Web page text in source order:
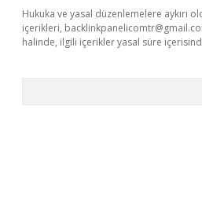
Hukuka ve yasal düzenlemelere aykırı
içerikleri,
halinde, ilgili içerikler yasal süre